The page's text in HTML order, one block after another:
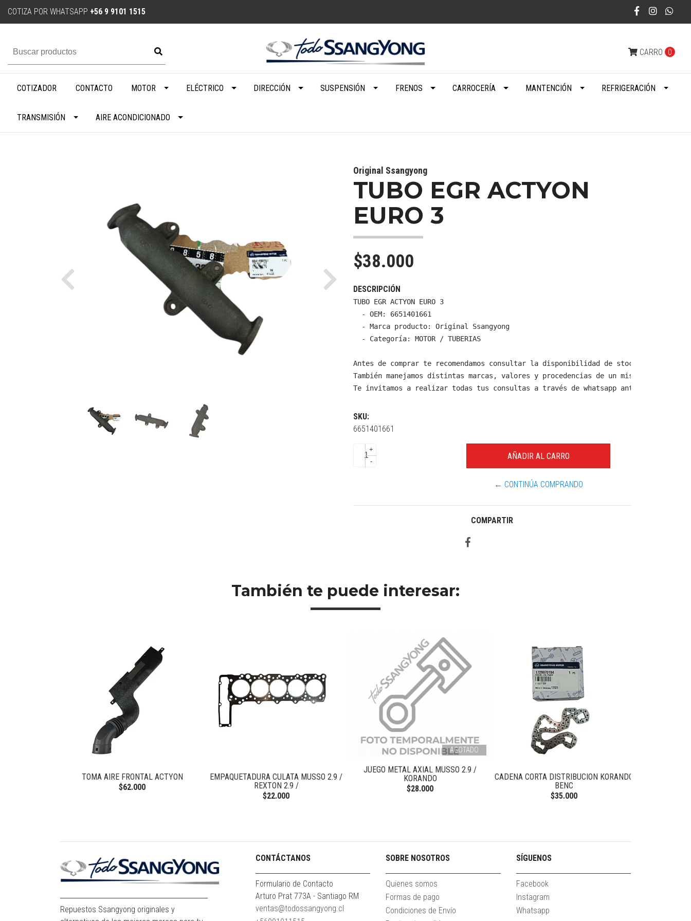
COTIZA POR WHATSAPP +56 9 9101 1515
CARRO 0
COTIZADOR CONTACTO MOTOR ELÉCTRICO DIRECCIÓN SUSPENSIÓN FRENOS CARROCERÍA MANTENCIÓN REFRIGERACIÓN
TRANSMISIÓN AIRE ACONDICIONADO
Previous Next
Original Ssangyong
TUBO EGR ACTYON
EURO 3
$38.000
DESCRIPCIÓN
TUBO EGR ACTYON EURO 3
  - OEM: 6651401661
  - Marca producto: Original Ssangyong
  - Categoría: MOTOR / TUBERIAS
Antes de comprar te recomendamos consultar la disponibilidad de stock y
También manejamos distintas marcas, valores y procedencias de un mismo producto.
Te invitamos a realizar todas tus consultas a través de whatsapp antes de
SKU:
6651401661
+
-
← CONTINÚA COMPRANDO
COMPARTIR
También te puede interesar:
TOMA AIRE FRONTAL ACTYON
$62.000
EMPAQUETADURA CULATA MUSSO 2.9 /
REXTON 2.9 /
$22.000
AGOTADO
JUEGO METAL AXIAL MUSSO 2.9 /
KORANDO
$28.000
CADENA CORTA DISTRIBUCION KORANDO
BENC
$35.000
Repuestos Ssangyong originales y
CONTÁCTANOS
Formulario de Contacto
Arturo Prat 773A - Santiago RM
ventas@todossangyong.cl
SOBRE NOSOTROS
Quienes somos
Formas de pago
Condiciones de Envío
SÍGUENOS
Facebook
Instagram
Whatsapp